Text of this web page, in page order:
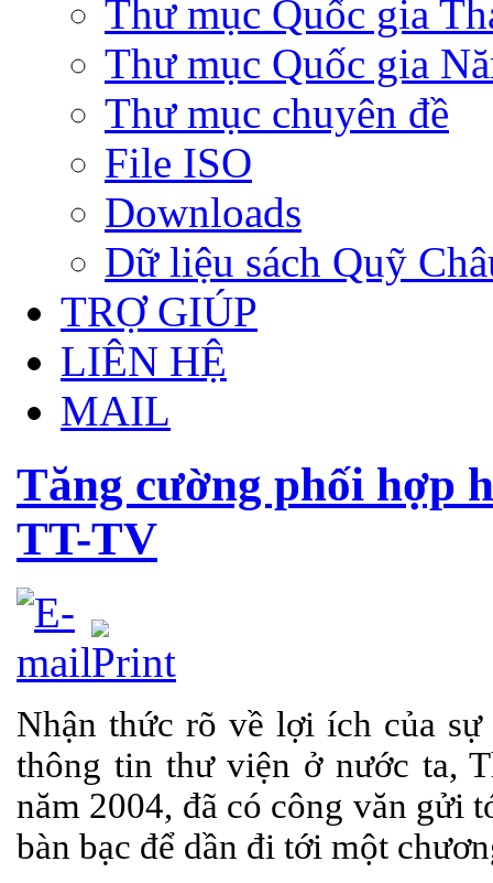
Thư mục Quốc gia
Thư mục Quốc gia
Thư mục chuyên đề
File ISO
Downloads
Dữ liệu sách Quỹ
TRỢ GIÚP
LIÊN HỆ
MAIL
Tăng cường phối hợp
TT-TV
Nhận thức rõ về lợi ích của
thông tin thư viện ở nước ta,
năm 2004, đã có công văn gửi
bàn bạc để dần đi tới một